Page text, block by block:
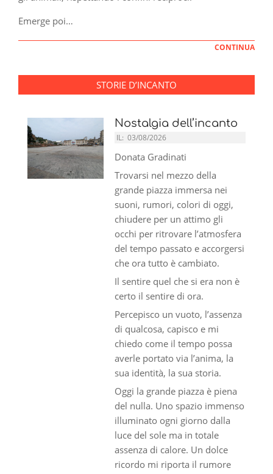
Emerge poi…
CONTINUA
STORIE D’INCANTO
Nostalgia dell’incanto
IL: 03/08/2026
Donata Gradinati
Trovarsi nel mezzo della
grande piazza immersa nei
suoni, rumori, colori di oggi,
chiudere per un attimo gli
occhi per ritrovare l’atmosfera
del tempo passato e accorgersi
che ora tutto è cambiato.
Il sentire quel che si era non è
certo il sentire di ora.
Percepisco un vuoto, l’assenza
di qualcosa, capisco e mi
chiedo come il tempo possa
averle portato via l’anima, la
sua identità, la sua storia.
Oggi la grande piazza è piena
del nulla. Uno spazio immenso
illuminato ogni giorno dalla
luce del sole ma in totale
assenza di calore. Un dolce
ricordo mi riporta il rumore